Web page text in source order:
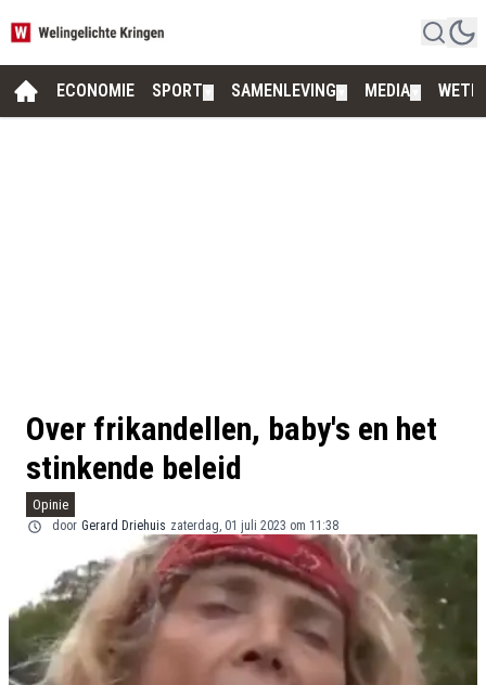
ECONOMIE SPORT SAMENLEVING MEDIA
Over frikandellen, baby's en het
stinkende beleid
Opinie
door Gerard Driehuis zaterdag, 01 juli 2023 om 11:38